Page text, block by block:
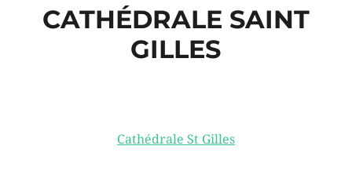
CATHÉDRALE SAINT
GILLES
Cathédrale St Gilles